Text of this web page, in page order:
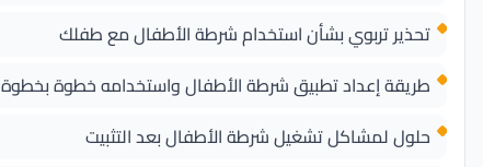
تحذير تربوي بشأن استخدام شرطة الأطفال مع طفلك
طريقة إعداد تطبيق شرطة الأطفال واستخدامه خطوة بخطوة
حلول لمشاكل تشغيل شرطة الأطفال بعد التثبيت